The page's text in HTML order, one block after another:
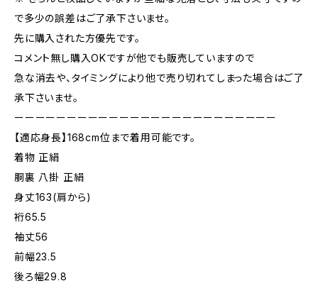
で多少の誤差はご了承下さいませ。
先に購入された方優先です。
コメント無し購入OKですが他でも販売していますので
急な消去や、タイミングにより他で売り切れてしまった場合はご了
承下さいませ。
ーーーーーーーーーーーーーーーーーーーーーーーーー
【適応身長】168cm位まで着用可能です。
着物 正絹
胴裏 八掛 正絹
身丈163(肩から)
裄65.5
袖丈56
前幅23.5
後ろ幅29.8